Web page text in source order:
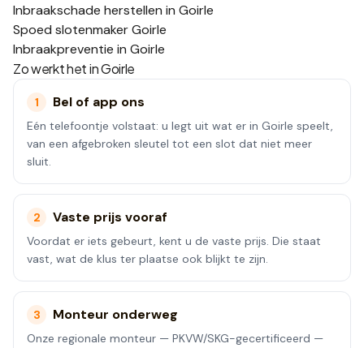
Inbraakschade herstellen in Goirle
Spoed slotenmaker Goirle
Inbraakpreventie in Goirle
Zo werkt het inGoirle
1 Bel of app ons
Eén telefoontje volstaat: u legt uit wat er in Goirle speelt,
van een afgebroken sleutel tot een slot dat niet meer
sluit.
2 Vaste prijs vooraf
Voordat er iets gebeurt, kent u de vaste prijs. Die staat
vast, wat de klus ter plaatse ook blijkt te zijn.
3 Monteur onderweg
Onze regionale monteur — PKVW/SKG-gecertificeerd —